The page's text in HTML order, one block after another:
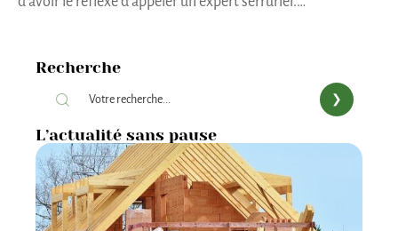
Recherche
L’actualité sans pause